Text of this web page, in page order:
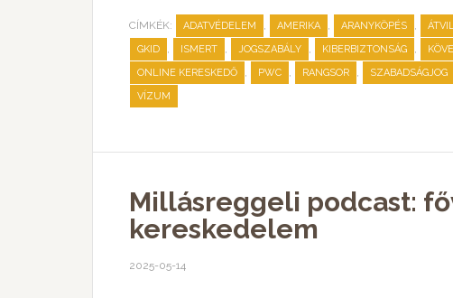
CÍMKÉK: ADATVÉDELEM , AMERIKA , ARANYKÖPÉS ,
GKID , ISMERT , JOGSZABÁLY , KIBERBIZTONSÁG ,
ONLINE KERESKEDŐ , PWC , RANGSOR , SZABADSÁGJOG
VÍZUM
Millásreggeli podcast:
kereskedelem
2025-05-14